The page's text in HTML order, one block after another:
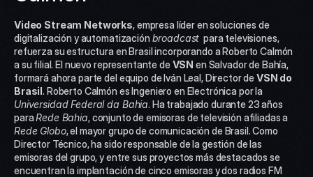
Video Stream Networks, empresa líder en soluciones de
digitalización y automatización broadcast para televisiones,
refuerza su estructura en Brasil incorporando a Roberto Calmón
a su filial. El nuevo representante de VSN en Salvador de Bahía,
formará ahora parte del equipo de Iván Leal, Director de VSN do
Brasil
Universidad Federal da Bahia. Ha trabajado durante 23 años
para Rede Bahia
Rede Globo, el mayor grupo de comunicación de Brasil. Como
Director Técnico, ha sido responsable de la gestión de las
emisoras del grupo, y entre sus proyectos más destacados se
encuentran la implantación de cinco emisoras y dos radios FM